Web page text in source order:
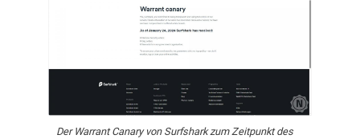
Der Warrant Canary von Surfshark zum Zeitpunkt des